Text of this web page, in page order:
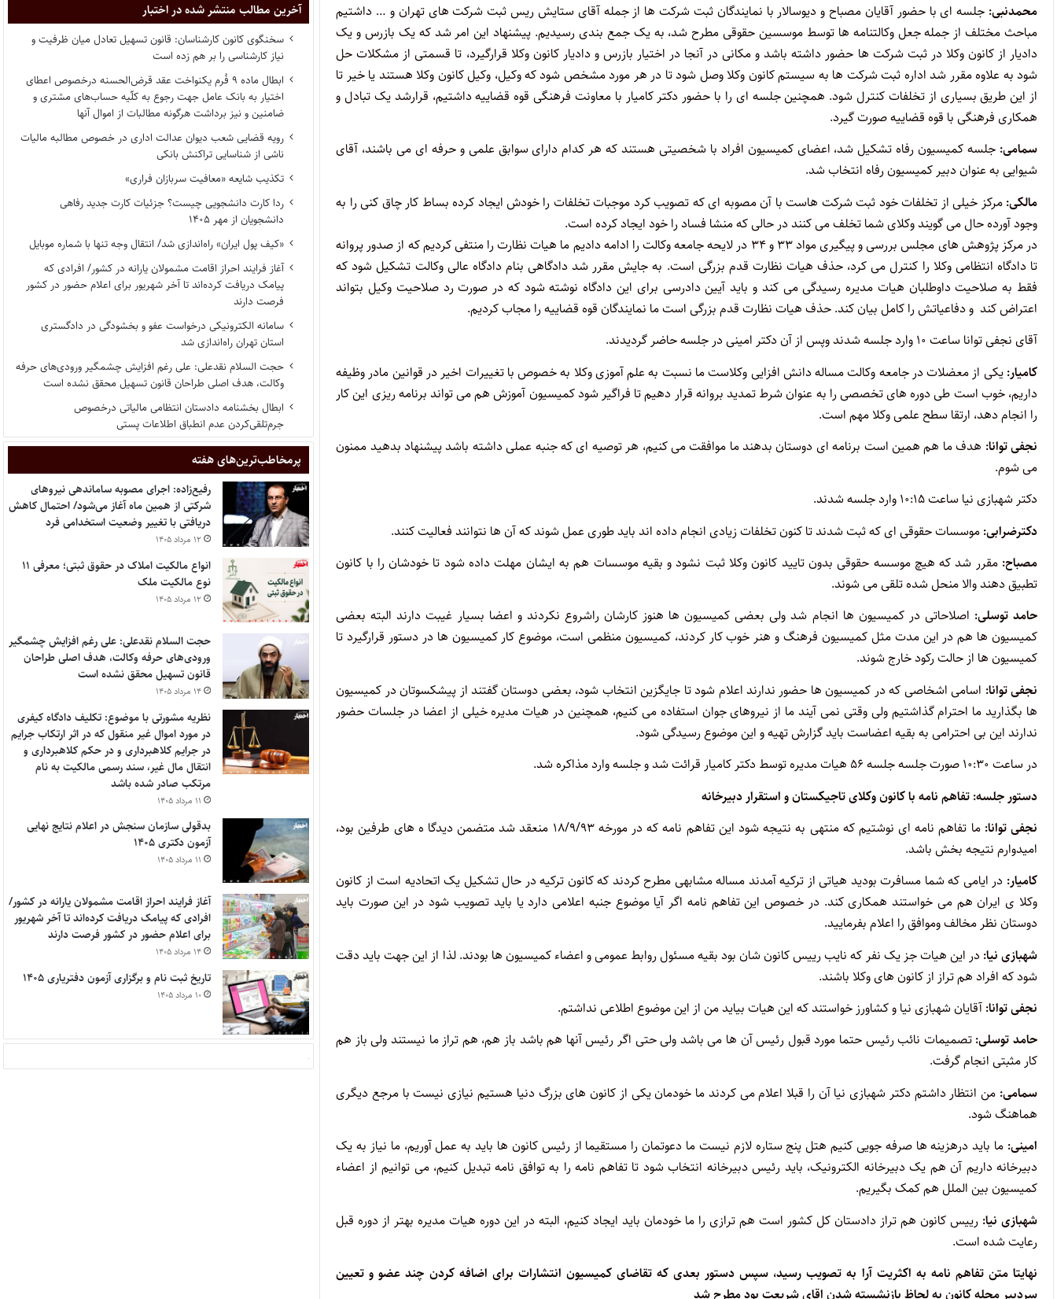
محمدنبی: جلسه ای با حضور آقایان مصباح و دیوسالار با نمایندگان ثبت شرکت ها از جمله آقای ستایش ریس ثبت شرکت های تهران و … داشتیم
مباحث مختلف از جمله جعل وکالتنامه ها توسط موسسین حقوقی مطرح شد، به یک جمع بندی رسیدیم. پیشنهاد این امر شد که یک بازرس و یک
دادیار از کانون وکلا در ثبت شرکت ها حضور داشته باشد و مکانی در آنجا در اختیار بازرس و دادیار کانون وکلا قرارگیرد، تا قسمتی از مشکلات حل
شود به علاوه مقرر شد اداره ثبت شرکت ها به سیستم کانون وکلا وصل شود تا در هر مورد مشخص شود که وکیل، وکیل کانون وکلا هستند یا خیر تا
از این طریق بسیاری از تخلفات کنترل شود. همچنین جلسه ای را با حضور دکتر کامیار با معاونت فرهنگی قوه قضاییه داشتیم، قرارشد یک تبادل و
همکاری فرهنگی با قوه قضاییه صورت گیرد.
سمامی: جلسه کمیسیون رفاه تشکیل شد، اعضای کمیسیون افراد با شخصیتی هستند که هر کدام دارای سوابق علمی و حرفه ای می باشند، آقای
شیوایی به عنوان دبیر کمیسیون رفاه انتخاب شد.
مالکی: مرکز خیلی از تخلفات خود ثبت شرکت هاست با آن مصوبه ای که تصویب کرد موجبات تخلفات را خودش ایجاد کرده بساط کار چاق کنی را به
وجود آورده حال می گویند وکلای شما تخلف می کنند در حالی که منشا فساد را خود ایجاد کرده است.
در مرکز پژوهش های مجلس بررسی و پیگیری مواد ۳۳ و ۳۴ در لایحه جامعه وکالت را ادامه دادیم ما هیات نظارت را منتفی کردیم که از صدور پروانه
تا دادگاه انتظامی وکلا را کنترل می کرد، حذف هیات نظارت قدم بزرگی است. به جایش مقرر شد دادگاهی بنام دادگاه عالی وکالت تشکیل شود که
فقط به صلاحیت داوطلبان هیات مدیره رسیدگی می کند و باید آیین دادرسی برای این دادگاه نوشته شود که در صورت رد صلاحیت وکیل بتواند
اعتراض کند و دفاعیاتش را کامل بیان کند. حذف هیات نظارت قدم بزرگی است ما نمایندگان قوه قضاییه را مجاب کردیم.
آقای نجفی توانا ساعت ۱۰ وارد جلسه شدند وپس از آن دکتر امینی در جلسه حاضر گردیدند.
کامیار: یکی از معضلات در جامعه وکالت مساله دانش افزایی وکلاست ما نسبت به علم آموزی وکلا به خصوص با تغییرات اخیر در قوانین مادر وظیفه
داریم، خوب است طی دوره های تخصصی را به عنوان شرط تمدید بروانه قرار دهیم تا فراگیر شود کمیسیون آموزش هم می تواند برنامه ریزی این کار
را انجام دهد، ارتقا سطح علمی وکلا مهم است.
نجفی توانا: هدف ما هم همین است برنامه ای دوستان بدهند ما موافقت می کنیم، هر توصیه ای که جنبه عملی داشته باشد پیشنهاد بدهید ممنون
می شوم.
دکتر شهبازی نیا ساعت ۱۰:۱۵ وارد جلسه شدند.
دکترضرابی: موسسات حقوقی ای که ثبت شدند تا کنون تخلفات زیادی انجام داده اند باید طوری عمل شوند که آن ها نتوانند فعالیت کنند.
مصباح: مقرر شد که هیچ موسسه حقوقی بدون تایید کانون وکلا ثبت نشود و بقیه موسسات هم به ایشان مهلت داده شود تا خودشان را با کانون
تطبیق دهند والا منحل شده تلقی می شوند.
حامد توسلی: اصلاحاتی در کمیسیون ها انجام شد ولی بعضی کمیسیون ها هنوز کارشان راشروع نکردند و اعضا بسیار غیبت دارند البته بعضی
کمیسیون ها هم در این مدت مثل کمیسیون فرهنگ و هنر خوب کار کردند، کمیسیون منظمی است، موضوع کار کمیسیون ها در دستور قرارگیرد تا
کمیسیون ها از حالت رکود خارج شوند.
نجفی توانا: اسامی اشخاصی که در کمیسیون ها حضور ندارند اعلام شود تا جایگزین انتخاب شود، بعضی دوستان گفتند از پیشکسوتان در کمیسیون
ها بگذارید ما احترام گذاشتیم ولی وقتی نمی آیند ما از نیروهای جوان استفاده می کنیم، همچنین در هیات مدیره خیلی از اعضا در جلسات حضور
ندارند این بی احترامی به بقیه اعضاست باید گزارش تهیه و این موضوع رسیدگی شود.
در ساعت ۱۰:۳۰ صورت جلسه جلسه ۵۶ هیات مدیره توسط دکتر کامیار قرائت شد و جلسه وارد مذاکره شد.
دستور جلسه: تفاهم نامه با کانون وکلای تاجیکستان و استقرار دبیرخانه
نجفی توانا:
ما تفاهم نامه ای نوشتیم که منتهی به نتیجه شود این تفاهم نامه که در مورخه ۱۸/۹/۹۳ منعقد شد متضمن دیدگا ه های طرفین بود،
امیدوارم نتیجه بخش باشد.
کامیار: در ایامی که شما مسافرت بودید هیاتی از ترکیه آمدند مساله مشابهی مطرح کردند که کانون ترکیه در حال تشکیل یک اتحادیه است از کانون
وکلا ی ایران هم می خواستند همکاری کند. در خصوص این تفاهم نامه اگر آیا موضوع جنبه اعلامی دارد یا باید تصویب شود در این صورت باید
دوستان نظر مخالف وموافق را اعلام بفرمایید.
شهبازی نیا: در این هیات جز یک نفر که نایب رییس کانون شان بود بقیه مسئول روابط عمومی و اعضاء کمیسیون ها بودند. لذا از این جهت باید دقت
شود که افراد هم تراز از کانون های وکلا باشند.
نجفی توانا: آقایان شهبازی نیا و کشاورز خواستند که این هیات بیاید من از این موضوع اطلاعی نداشتم.
حامد توسلی: تصمیمات نائب رئیس حتما مورد قبول رئیس آن ها می باشد ولی حتی اگر رئیس آنها هم باشد باز هم، هم تراز ما نیستند ولی باز هم
کار مثبتی انجام گرفت.
سمامی: من انتظار داشتم دکتر شهبازی نیا آن را قبلا اعلام می کردند ما خودمان یکی از کانون های بزرگ دنیا هستیم نیازی نیست با مرجع دیگری
هماهنگ شود.
امینی: ما باید درهزینه ها صرفه جویی کنیم هتل پنج ستاره لازم نیست ما دعوتمان را مستقیما از رئیس کانون ها باید به عمل آوریم، ما نیاز به یک
دبیرخانه داریم آن هم یک دبیرخانه الکترونیک، باید رئیس دبیرخانه انتخاب شود تا تفاهم نامه را به توافق نامه تبدیل کنیم، می توانیم از اعضاء
کمیسیون بین الملل هم کمک بگیریم.
شهبازی نیا: رییس کانون هم تراز دادستان کل کشور است هم ترازی را ما خودمان باید ایجاد کنیم، البته در این دوره هیات مدیره بهتر از دوره قبل
رعایت شده است.
نهایتا متن تفاهم نامه به اکثریت آرا به تصویب رسید، سپس دستور بعدی که تقاضای کمیسیون انتشارات برای اضافه کردن چند عضو و تعیین
سردبیر مجله کانون به لحاظ بازنشسته شدن اقای شریعت بود مطرح شد
آخرین مطالب منتشر شده در اختبار
سخنگوی کانون کارشناسان: قانون تسهیل تعادل میان ظرفیت و
نیاز کارشناسی را بر هم زده است
ابطال ماده ۹ فُرم یکنواخت عقد قرض‌الحسنه درخصوص اعطای
اختیار به بانک عامل جهت رجوع به کلّیه حساب‌های مشتری و
ضامنین و نیز برداشت هرگونه مطالبات از اموال آنها
رویه قضایی شعب دیوان عدالت اداری در خصوص مطالبه مالیات
ناشی از شناسایی تراکنش بانکی
تکذیب شایعه «معافیت سربازان فراری»
ردا کارت دانشجویی چیست؟ جزئیات کارت جدید رفاهی
دانشجویان از مهر ۱۴۰۵
«کیف پول ایران» راه‌اندازی شد/ انتقال وجه تنها با شماره موبایل
آغاز فرایند احراز اقامت مشمولان یارانه در کشور/ افرادی که
پیامک دریافت کرده‌اند تا آخر شهریور برای اعلام حضور در کشور
فرصت دارند
سامانه الکترونیکی درخواست عفو و بخشودگی در دادگستری
استان تهران راه‌اندازی شد
حجت السلام نقدعلی: علی رغم افزایش چشمگیر ورودی‌های حرفه
وکالت، هدف اصلی طراحان قانون تسهیل محقق نشده است
ابطال بخشنامه دادستان انتظامی مالیاتی درخصوص
جرم‌تلقی‌کردن عدم انطباق اطلاعات پستی
پر‌مخاطب‌ترین‌های هفته
رفیع‌زاده: اجرای مصوبه ساماندهی نیروهای
شرکتی از همین ماه آغاز می‌شود/ احتمال کاهش
دریافتی با تغییر وضعیت استخدامی فرد
۱۲ مرداد ۱۴۰۵
انواع مالکیت املاک در حقوق ثبتی؛ معرفی ۱۱
نوع مالکیت ملک
۱۲ مرداد ۱۴۰۵
حجت السلام نقدعلی: علی رغم افزایش چشمگیر
ورودی‌های حرفه وکالت، هدف اصلی طراحان
قانون تسهیل محقق نشده است
۱۴ مرداد ۱۴۰۵
نظریه مشورتی با موضوع: تکلیف دادگاه کیفری
در مورد اموال غیر منقول که در اثر ارتکاب جرایم
در جرایم کلاهبرداری و در حکم کلاهبرداری و
انتقال مال غیر، سند رسمی مالکیت به نام
مرتکب صادر شده باشد
۱۱ مرداد ۱۴۰۵
بدقولی سازمان سنجش در اعلام نتایج نهایی
آزمون دکتری ۱۴۰۵
۱۱ مرداد ۱۴۰۵
آغاز فرایند احراز اقامت مشمولان یارانه در کشور/
افرادی که پیامک دریافت کرده‌اند تا آخر شهریور
برای اعلام حضور در کشور فرصت دارند
۱۴ مرداد ۱۴۰۵
تاریخ ثبت نام و برگزاری آزمون دفتریاری ۱۴۰۵
۱۰ مرداد ۱۴۰۵